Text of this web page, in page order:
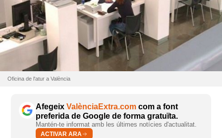
Oficina de l'atur a València
Afegeix ValènciaExtra.com com a font
preferida de Google de forma gratuïta.
Mantén-te informat amb les últimes notícies d'actualitat.
ACTIVAR ARA